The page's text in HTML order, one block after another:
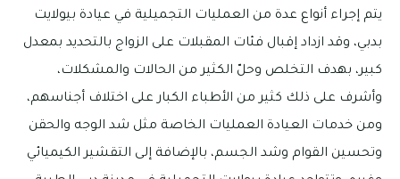
يتم إجراء أنواع عدة من العمليات التجميلية في عيادة بيولايت
بدبي، وقد ازداد إقبال فئات المقبلات على الزواج بالتحديد بمعدل
كبير، بهدف التخلص وحلّ الكثير من الحالات والمشكلات،
وأشرف على ذلك كثير من الأطباء الكبار على اختلاف أجناسهم،
ومن خدمات العيادة العمليات الخاصة مثل شد الوجه والحقن
وتحسين القوام وشد الجسم، بالإضافة إلى التقشير الكيميائي